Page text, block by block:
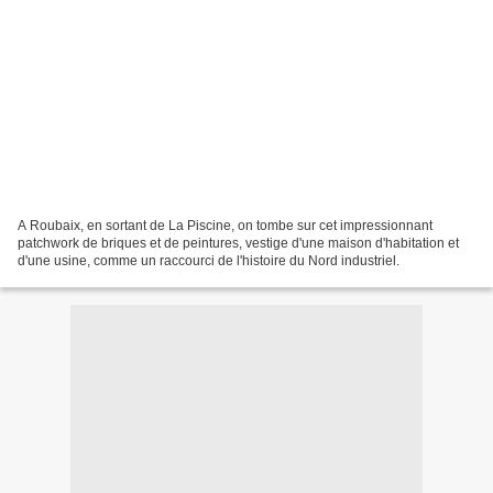
A Roubaix, en sortant de La Piscine, on tombe sur cet impressionnant
patchwork de briques et de peintures, vestige d'une maison d'habitation et
d'une usine, comme un raccourci de l'histoire du Nord industriel.